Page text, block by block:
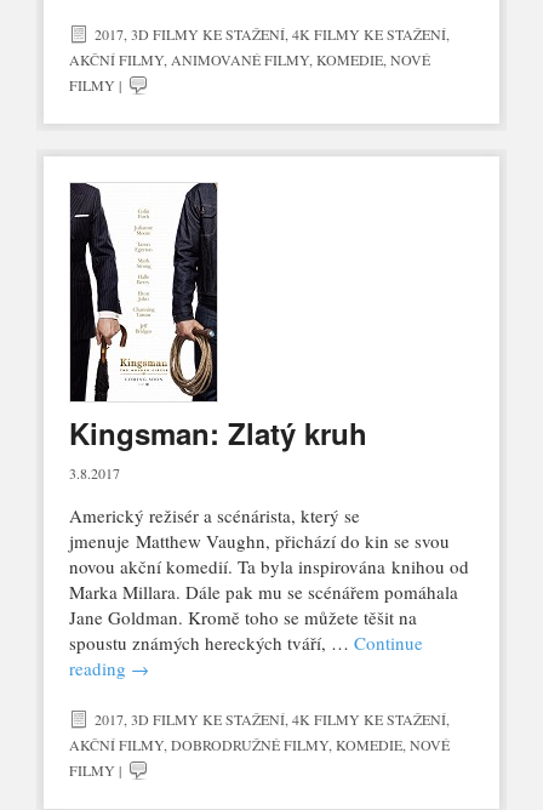
2017, 3D FILMY KE STAŽENÍ, 4K FILMY KE STAŽENÍ,
AKČNÍ FILMY, ANIMOVANÉ FILMY, KOMEDIE, NOVÉ
FILMY |
Kingsman: Zlatý kruh
3.8.2017
Americký režisér a scénárista, který se
jmenuje Matthew Vaughn, přichází do kin se svou
novou akční komedií. Ta byla inspirována knihou od
Marka Millara. Dále pak mu se scénářem pomáhala
Jane Goldman. Kromě toho se můžete těšit na
spoustu známých hereckých tváří, … Continue
reading →
2017, 3D FILMY KE STAŽENÍ, 4K FILMY KE STAŽENÍ,
AKČNÍ FILMY, DOBRODRUŽNÉ FILMY, KOMEDIE, NOVÉ
FILMY |